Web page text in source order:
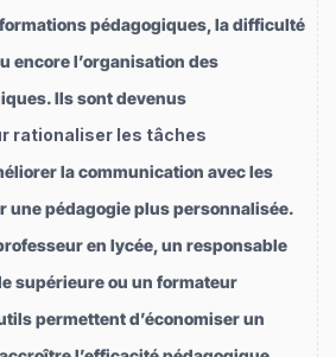
pédagogiques, la difficulté
encore l’organisation des
Ils sont devenus
rationaliser les tâches
la communication avec les
une pédagogie plus personnalisée.
en lycée, un responsable
supérieure ou un formateur
permettent d’économiser un